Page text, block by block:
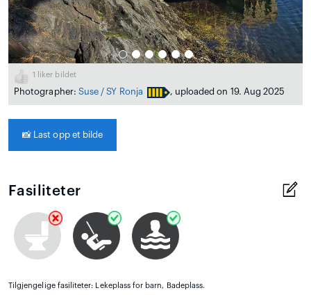
1 liker bildet
Photographer: Suse / SY Ronja , uploaded on 19. Aug 2025
📸 Last opp et bilde
Fasiliteter
Tilgjengelige fasiliteter: Lekeplass for barn, Badeplass.